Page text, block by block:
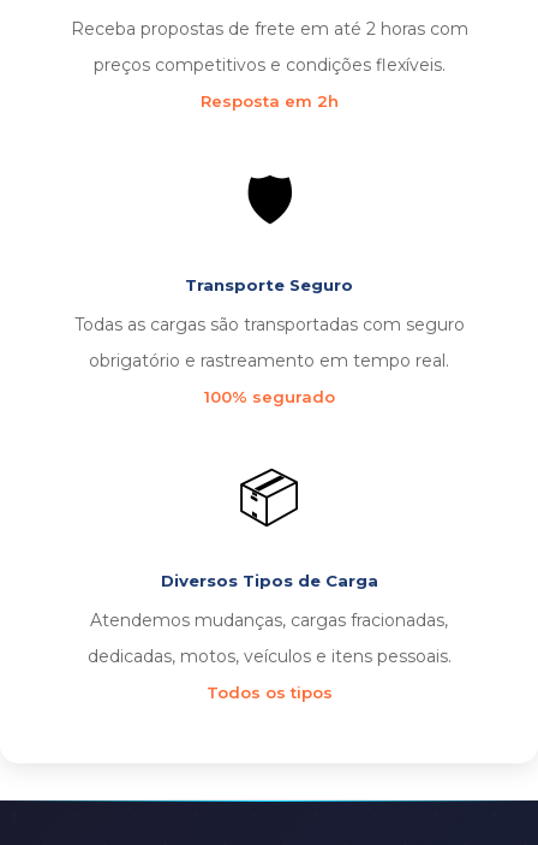
Receba propostas de frete em até 2 horas com
preços competitivos e condições flexíveis.
Resposta em 2h
🛡️
Transporte Seguro
Todas as cargas são transportadas com seguro
obrigatório e rastreamento em tempo real.
100% segurado
📦
Diversos Tipos de Carga
Atendemos mudanças, cargas fracionadas,
dedicadas, motos, veículos e itens pessoais.
Todos os tipos